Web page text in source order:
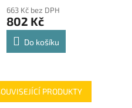
produktu
je
4,8
663 Kč bez DPH
802 Kč
Do košíku
PRODUKTY